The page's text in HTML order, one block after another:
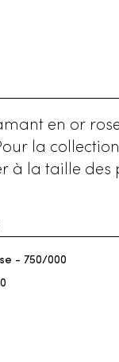
en or
la
à la taille des
- 750/000